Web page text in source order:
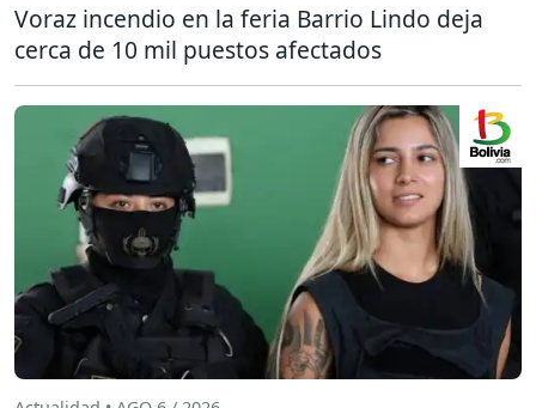
Voraz incendio en la feria Barrio Lindo deja
cerca de 10 mil puestos afectados